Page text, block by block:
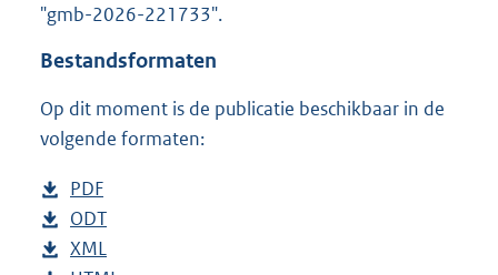
:
"gmb-2026-221733".
Bestandsformaten
Op dit moment is de publicatie beschikbaar in de
volgende formaten:
D
o
w
PDF
e
s
D
o
ODT
D
XML